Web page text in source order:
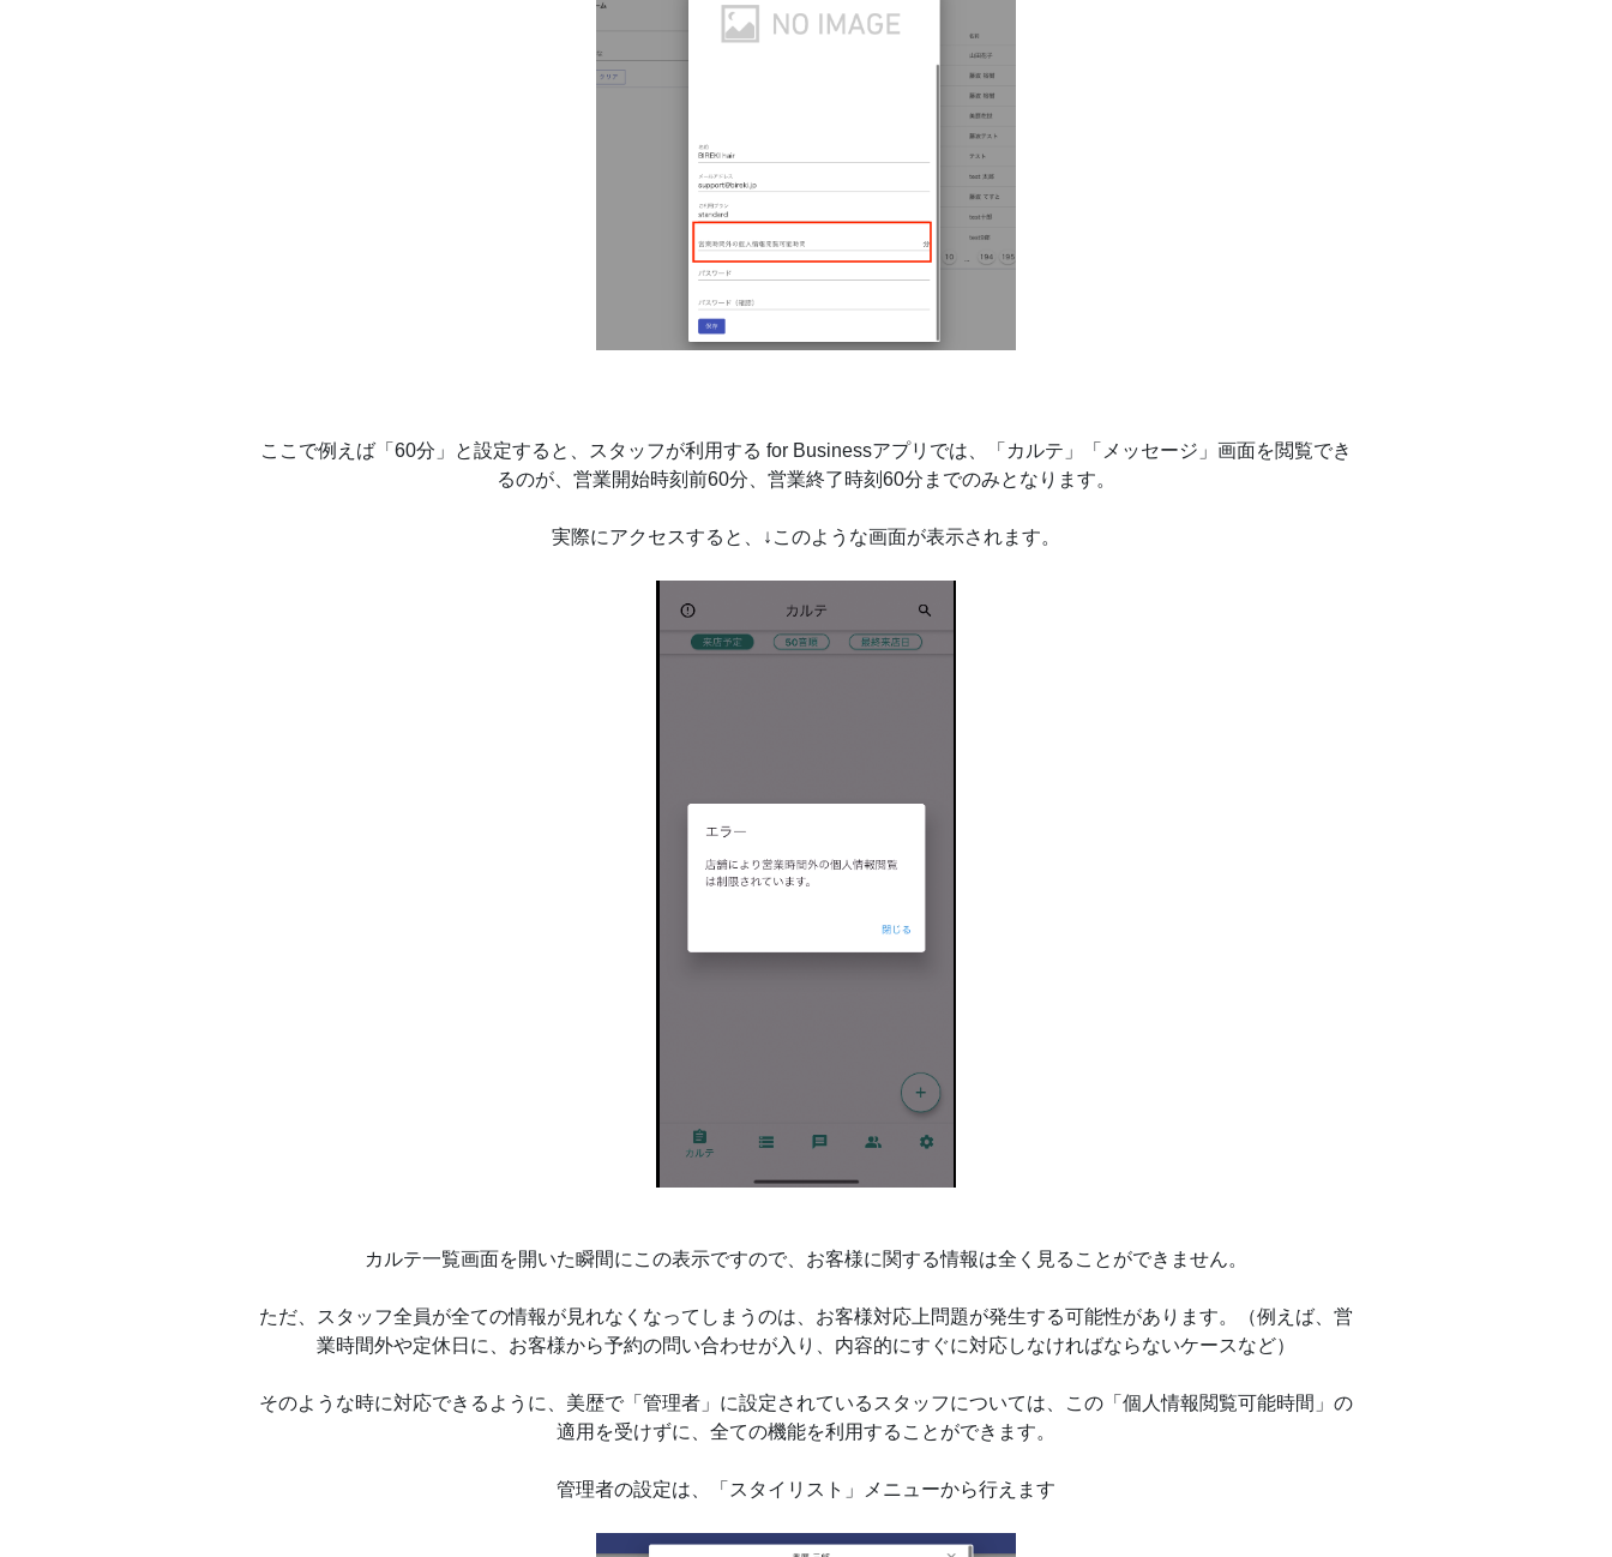
ここで例えば「60分」と設定すると、スタッフが利用する for Businessアプリでは、「カルテ」「メッセージ」画面を閲覧でき
るのが、営業開始時刻前60分、営業終了時刻60分までのみとなります。
実際にアクセスすると、↓このような画面が表示されます。
カルテ一覧画面を開いた瞬間にこの表示ですので、お客様に関する情報は全く見ることができません。
ただ、スタッフ全員が全ての情報が見れなくなってしまうのは、お客様対応上問題が発生する可能性があります。（例えば、営
業時間外や定休日に、お客様から予約の問い合わせが入り、内容的にすぐに対応しなければならないケースなど）
そのような時に対応できるように、美歴で「管理者」に設定されているスタッフについては、この「個人情報閲覧可能時間」の
適用を受けずに、全ての機能を利用することができます。
管理者の設定は、「スタイリスト」メニューから行えます